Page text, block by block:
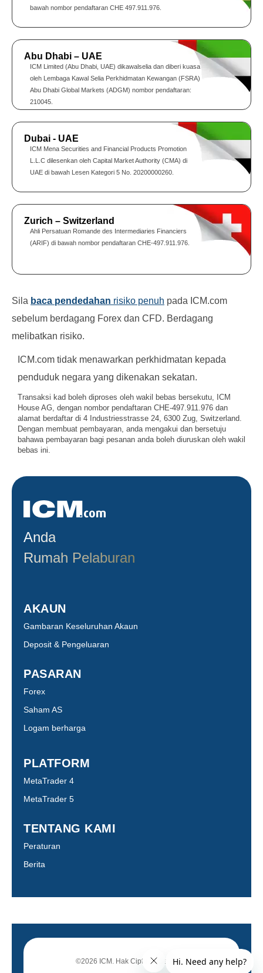
bawah nombor pendaftaran CHE 497.911.976.
Abu Dhabi – UAE
ICM Limited (Abu Dhabi, UAE) dikawalselia dan diberi kuasa
oleh Lembaga Kawal Selia Perkhidmatan Kewangan (FSRA)
Abu Dhabi Global Markets (ADGM) nombor pendaftaran:
210045.
Dubai - UAE
ICM Mena Securities and Financial Products Promotion
L.L.C dilesenkan oleh Capital Market Authority (CMA) di
UAE di bawah Lesen Kategori 5 No. 20200000260.
Zurich – Switzerland
Ahli Persatuan Romande des Intermediaries Financiers
(ARIF) di bawah nombor pendaftaran CHE-497.911.976.
Sila baca pendedahan risiko penuh pada ICM.com
sebelum berdagang Forex dan CFD. Berdagang
melibatkan risiko.
ICM.com tidak menawarkan perkhidmatan kepada
penduduk negara yang dikenakan sekatan.
Transaksi kad boleh diproses oleh wakil bebas bersekutu, ICM
House AG, dengan nombor pendaftaran CHE-497.911.976 dan
alamat berdaftar di 4 Industriesstrasse 24, 6300 Zug, Switzerland.
Dengan membuat pembayaran, anda mengakui dan bersetuju
bahawa pembayaran bagi pesanan anda boleh diuruskan oleh wakil
bebas ini.
Anda
Rumah Pelaburan
AKAUN
Gambaran Keseluruhan Akaun
Deposit & Pengeluaran
PASARAN
Forex
Saham AS
Logam berharga
PLATFORM
MetaTrader 4
MetaTrader 5
TENTANG KAMI
Peraturan
Berita
©2026 ICM. Hak Cipta Terpelihara.